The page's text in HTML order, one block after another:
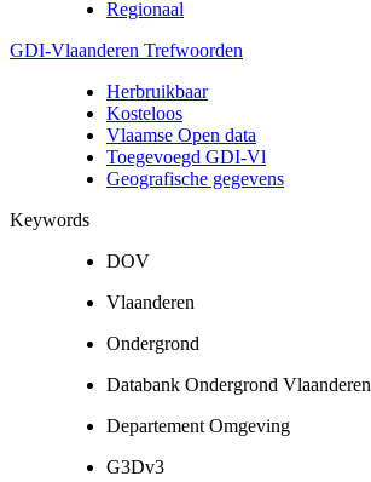
Regionaal
GDI-Vlaanderen Trefwoorden
Herbruikbaar
Kosteloos
Vlaamse Open data
Toegevoegd GDI-Vl
Geografische gegevens
Keywords
DOV
Vlaanderen
Ondergrond
Databank Ondergrond Vlaanderen
Departement Omgeving
G3Dv3